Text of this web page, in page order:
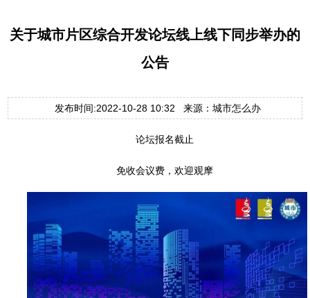
关于城市片区综合开发论坛线上线下同步举办的
公告
发布时间:2022-10-28 10:32 来源：城市怎么办
论坛报名截止
免收会议费，欢迎观摩